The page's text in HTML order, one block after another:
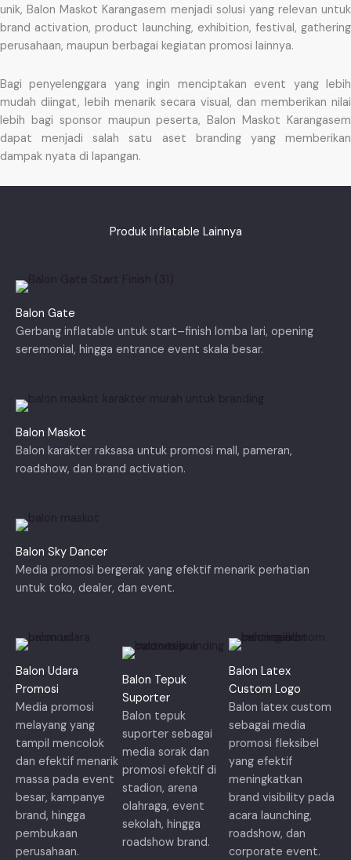
unik, Balon Maskot Karangasem menjadi solusi yang relevan untuk
brand activation, product launching, exhibition, festival, gathering
perusahaan, maupun berbagai kegiatan promosi lainnya.
Bagi penyelenggara yang ingin menciptakan event yang lebih
mudah diingat, lebih menarik secara visual, dan memberikan nilai
lebih bagi sponsor maupun peserta, Balon Maskot Karangasem
dapat menjadi salah satu aset branding yang memberikan
dampak nyata di lapangan.
Produk Inflatable Lainnya
Balon Gate
Gerbang inflatable untuk start–finish lomba lari, opening
seremonial, hingga entrance event skala besar.
Balon Maskot
Balon karakter raksasa untuk promosi mall, pameran,
roadshow, dan brand activation.
Balon Sky Dancer
Media promosi bergerak yang efektif menarik perhatian
untuk toko, dealer, dan event.
Balon Udara
Promosi
Media promosi
melayang yang
tampil mencolok
dan efektif menarik
massa pada event
besar, kampanye
brand, hingga
pembukaan
perusahaan.
Balon Tepuk
Suporter
Balon tepuk
suporter sebagai
media sorak dan
promosi efektif di
stadion, arena
olahraga, event
sekolah, hingga
roadshow brand.
Balon Latex
Custom Logo
Balon latex custom
sebagai media
promosi fleksibel
yang efektif
meningkatkan
brand visibility pada
acara launching,
roadshow, dan
corporate event.